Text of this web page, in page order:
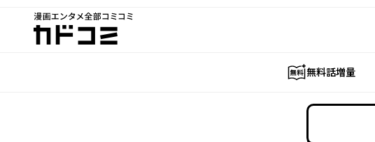
漫画エンタメ全部コミコミ
カドコミ
無料話増量